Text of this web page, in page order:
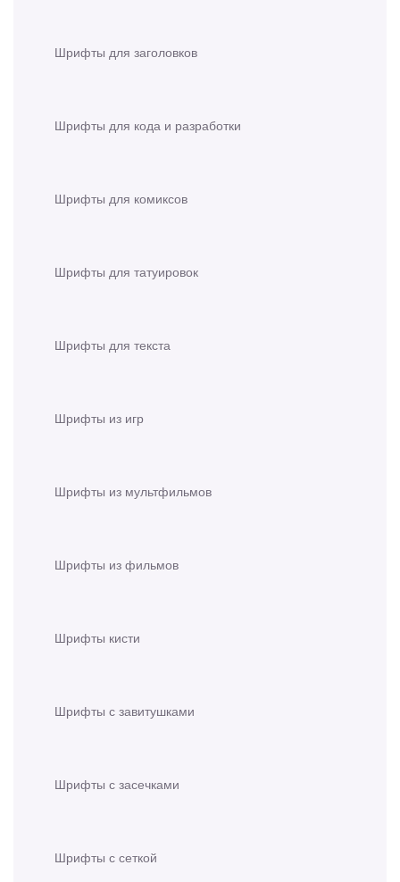
Шрифты для заголовков
Шрифты для кода и разработки
Шрифты для комиксов
Шрифты для татуировок
Шрифты для текста
Шрифты из игр
Шрифты из мультфильмов
Шрифты из фильмов
Шрифты кисти
Шрифты с завитушками
Шрифты с засечками
Шрифты с сеткой